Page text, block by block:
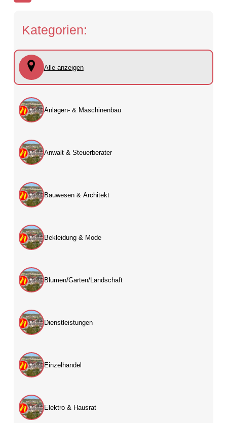
Kategorien:
Alle anzeigen
Anlagen- & Maschinenbau
Anwalt & Steuerberater
Bauwesen & Architekt
Bekleidung & Mode
Blumen/Garten/Landschaft
Dienstleistungen
Einzelhandel
Elektro & Hausrat